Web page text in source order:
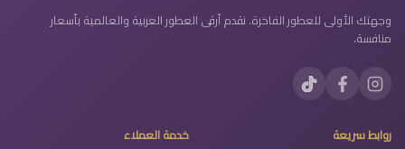
وجهتك الأولى للعطور الفاخرة. نقدم أرقى العطور العربية والعالمية بأسعار
منافسة.
روابط سريعة
خدمة العملاء